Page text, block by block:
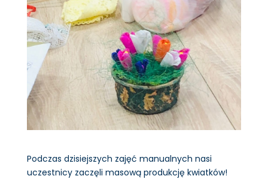
Podczas dzisiejszych zajęć manualnych nasi
uczestnicy zaczęli masową produkcję kwiatków!